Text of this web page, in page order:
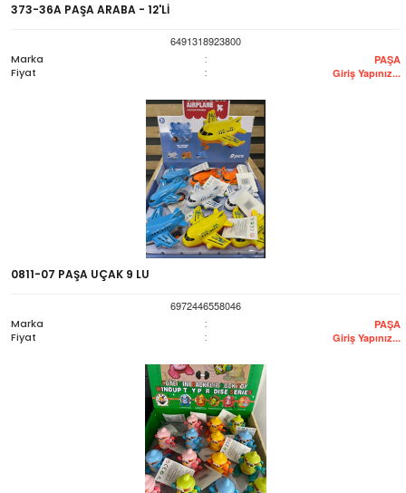
373-36A PAŞA ARABA - 12'Lİ
6491318923800
Marka
: PAŞA
Fiyat : Giriş Yapınız...
0811-07 PAŞA UÇAK 9 LU
6972446558046
Marka
: PAŞA
Fiyat : Giriş Yapınız...